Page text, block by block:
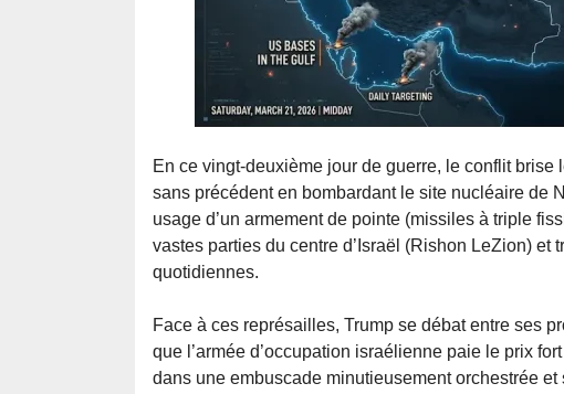
En ce vingt-deuxième jour de guerre, le conflit
sans précédent en bombardant le site nucléaire de
usage d’un armement de pointe (missiles à triple
vastes parties du centre d’Israël (Rishon LeZion)
quotidiennes.
Face à ces représailles, Trump se débat entre ses
que l’armée d’occupation israélienne paie le prix
dans une embuscade minutieusement orchestrée